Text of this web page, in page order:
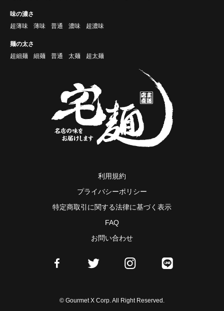
味の濃さ
超薄味
薄味 普通 濃味 超濃味
麺の太さ
超細麺
細麺 普通 太麺 超太麺
利用規約
プライバシーポリシー
特定商取引に関する法律に基づく表示
FAQ
お問い合わせ
© Gourmet X Corp. All Right Reserved.